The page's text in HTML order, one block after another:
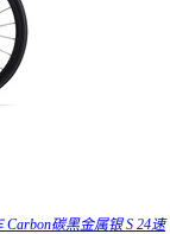
碳黑金属银 S 24速